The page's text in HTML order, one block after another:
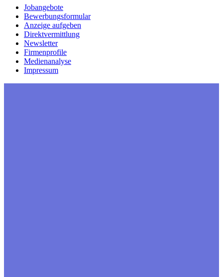
Jobangebote
Bewerbungsformular
Anzeige aufgeben
Direktvermittlung
Newsletter
Firmenprofile
Medienanalyse
Impressum